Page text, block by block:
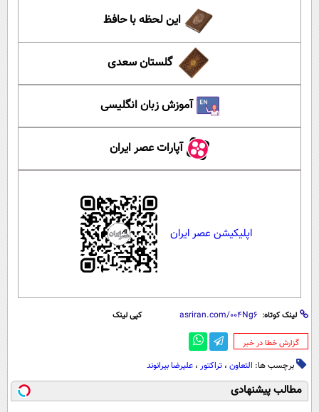
این لحظه با حافظ
گلستان سعدی
آموزش زبان انگلیسی
آپارات عصر ایران
اپلیکیشن عصر ایران
لینک کوتاه: کپی لینک
‌گزارش خطا در خبر
برچسب ها: التعاون ، تراکتور ، علیرضا بیرانوند
مطالب پیشنهادی